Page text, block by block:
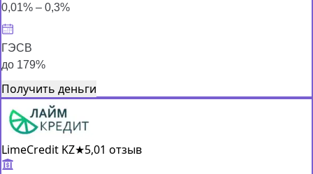
0,01% – 0,3%
ГЭСВ
до 179%
Получить деньги
LimeCredit KZ★5,01 отзыв